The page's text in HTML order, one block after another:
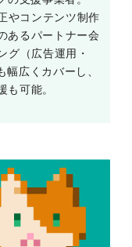
やコンテンツ制作
あるパートナー会
グ（広告運用・
広くカバーし、
も可能。